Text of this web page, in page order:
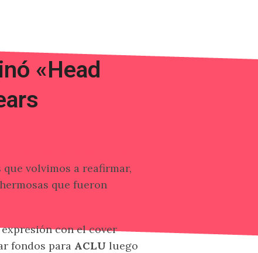
«Head
que volvimos a reafirmar,
que fueron
con el cover
fondos para ACLU luego